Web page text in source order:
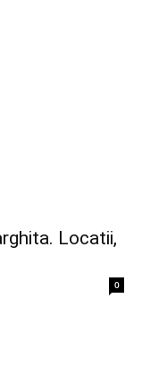
Locatii,
0